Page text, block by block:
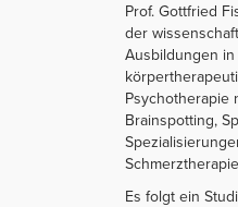
Prof. Gottfried
der
Ausbildungen
Psychotherapie
Brainspotting,
Es folgt ein